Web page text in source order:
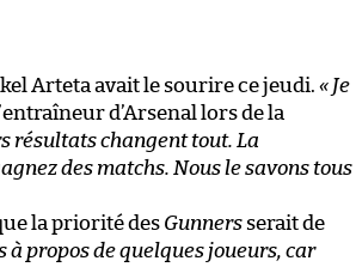
Arteta avait le sourire ce jeudi. « Je
d’Arsenal lors de la
résultats changent tout. La
des matchs. Nous le savons tous
la priorité des Gunners serait de
à propos de quelques joueurs, car